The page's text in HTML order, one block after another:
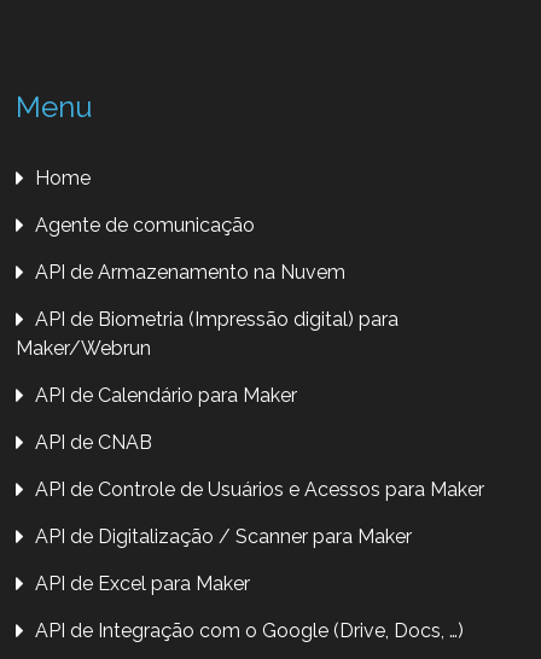
Menu
Home
Agente de comunicação
API de Armazenamento na Nuvem
API de Biometria (Impressão digital) para
Maker/Webrun
API de Calendário para Maker
API de CNAB
API de Controle de Usuários e Acessos para Maker
API de Digitalização / Scanner para Maker
API de Excel para Maker
API de Integração com o Google (Drive, Docs, …)